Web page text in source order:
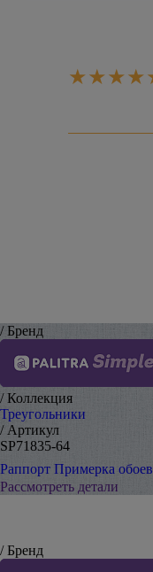
/ Бренд
/ Коллекция
Треугольники
/ Артикул
SP71835-64
Раппорт Примерка обоев
Рассмотреть детали
/ Бренд